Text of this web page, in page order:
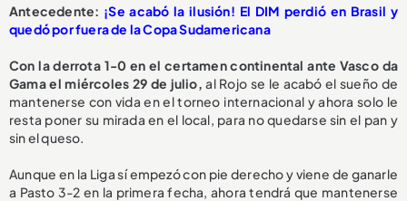
Antecedente: ¡Se acabó la ilusión! El DIM perdió en Brasil y
quedó por fuera de la Copa Sudamericana
Con la derrota 1-0 en el certamen continental ante Vasco da
Gama el miércoles 29 de julio, al Rojo se le acabó el sueño de
mantenerse con vida en el torneo internacional y ahora solo le
resta poner su mirada en el local, para no quedarse sin el pan y
sin el queso.
Aunque en la Liga sí empezó con pie derecho y viene de ganarle
a Pasto 3-2 en la primera fecha, ahora tendrá que mantenerse